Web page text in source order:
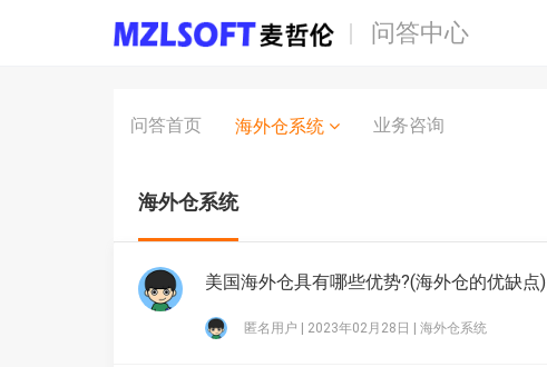
问答中心
问答首页 海外仓系统 业务咨询
海外仓系统
美国海外仓具有哪些优势?(海外仓的优缺点)
匿名用户 | 2023年02月28日 | 海外仓系统